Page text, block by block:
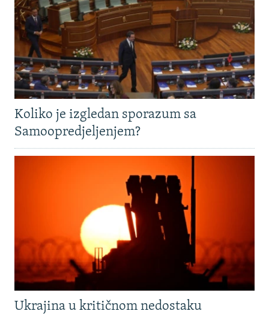
Koliko je izgledan sporazum sa
Samoopredjeljenjem?
Ukrajina u kritičnom nedostaku